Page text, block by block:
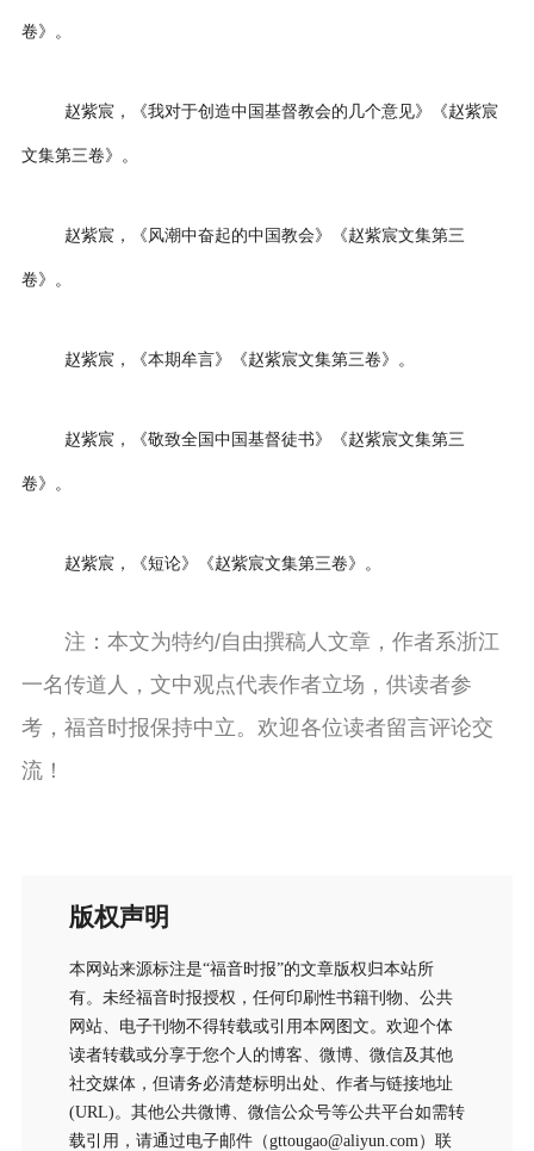
卷》。
赵紫宸，《我对于创造中国基督教会的几个意见》《赵紫宸
文集第三卷》。
赵紫宸，《风潮中奋起的中国教会》《赵紫宸文集第三
卷》。
赵紫宸，《本期牟言》《赵紫宸文集第三卷》。
赵紫宸，《敬致全国中国基督徒书》《赵紫宸文集第三
卷》。
赵紫宸，《短论》《赵紫宸文集第三卷》。
注：本文为特约/自由撰稿人文章，作者系浙江
一名传道人，文中观点代表作者立场，供读者参
考，福音时报保持中立。欢迎各位读者留言评论交
流！
版权声明
本网站来源标注是“福音时报”的文章版权归本站所
有。未经福音时报授权，任何印刷性书籍刊物、公共
网站、电子刊物不得转载或引用本网图文。欢迎个体
读者转载或分享于您个人的博客、微博、微信及其他
社交媒体，但请务必清楚标明出处、作者与链接地址
(URL)。其他公共微博、微信公众号等公共平台如需转
载引用，请通过电子邮件（gttougao@aliyun.com）联